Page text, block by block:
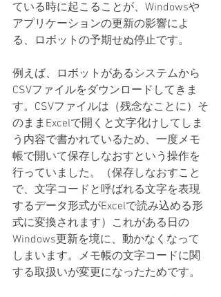
ている時に起こることが、Windowsや
アプリケーションの更新の影響によ
る、ロボットの予期せぬ停止です。
例えば、ロボットがあるシステムから
CSVファイルをダウンロードしてきま
す。CSVファイルは（残念なことに）そ
のままExcelで開くと文字化けしてしま
う内容で書かれているため、一度メモ
帳で開いて保存しなおすという操作を
行っていました。（保存しなおすこと
で、文字コードと呼ばれる文字を表現
するデータ形式がExcelで読み込める形
式に変換されます）これがある日の
Windows更新を境に、動かなくなって
しまいます。メモ帳の文字コードに関
する取扱いが変更になったためです。